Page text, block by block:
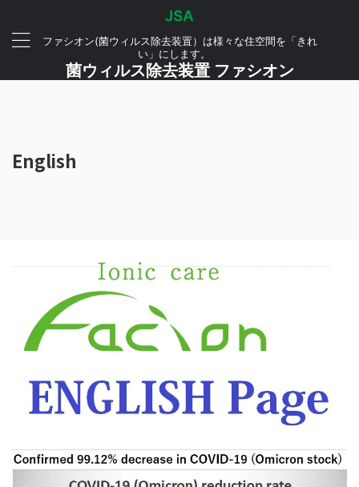
ファシオン(菌ウィルス除去装置）は様々な住空間を「きれ
い」にします。
菌ウィルス除去装置 ファシオン
English